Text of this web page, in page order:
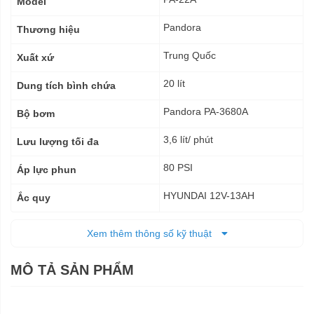
kỹThương hiệu Pandora
Xuất xứ Trung Quốc
Dung tích bình chứa 20 lít
Bộ bơm Pandora PA-3680A
Lưu lượng tối đa 3,6 lít/ phút
Áp lực phun 80 PSI
Ắc quy HYUNDAI 12V-13AH
Xem thêm thông số kỹ thuật
MÔ TẢ SẢN PHẨM